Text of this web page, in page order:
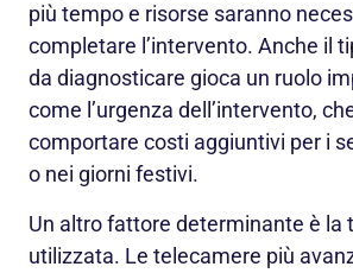
più tempo e risorse saranno
completare l’intervento. Anche il
da diagnosticare gioca un ruolo
come l’urgenza dell’intervento,
comportare costi aggiuntivi per i
o nei giorni festivi.
Un altro fattore determinante è la
utilizzata. Le telecamere più